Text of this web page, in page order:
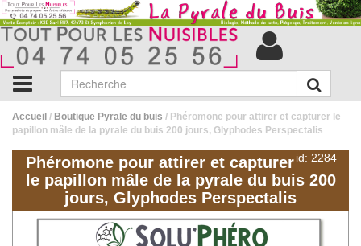
Accueil / Boutique Pyrale du buis / Phéromone pour attirer et capturer le
papillon mâle de la pyrale du buis 200 jours, Glyphodes Perspectalis
id: 2284
Phéromone pour attirer et capturer
le papillon mâle de la pyrale du buis 200
jours, Glyphodes Perspectalis